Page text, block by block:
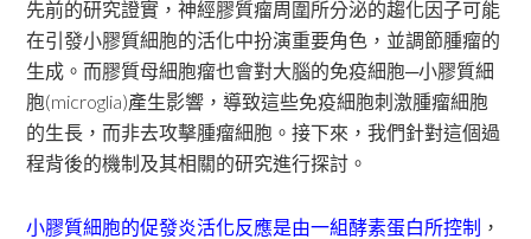
先前的研究證實，神經膠質瘤周圍所分泌的趨化因子可能
在引發小膠質細胞的活化中扮演重要角色，並調節腫瘤的
生成。而膠質母細胞瘤也會對大腦的免疫細胞─小膠質細
胞(microglia)產生影響，導致這些免疫細胞刺激腫瘤細胞
的生長，而非去攻擊腫瘤細胞。接下來，我們針對這個過
程背後的機制及其相關的研究進行探討。
小膠質細胞的促發炎活化反應是由一組酵素蛋白所控制 ，